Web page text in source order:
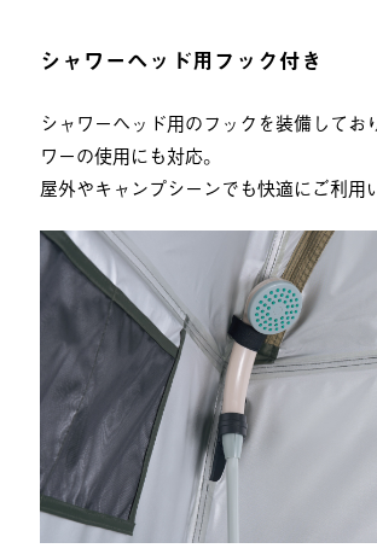
シャワーヘッド用フック付き
シャワーヘッド用のフックを装備してお
ワーの使用にも対応。
屋外やキャンプシーンでも快適にご利用